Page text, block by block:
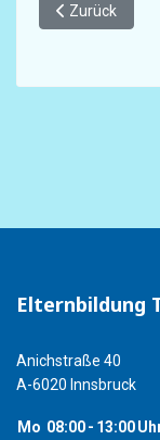
Vorheriger
Zurück
Elternbildung
Anichstraße 40
A-6020 Innsbruck
Mo 08:00- 13:00